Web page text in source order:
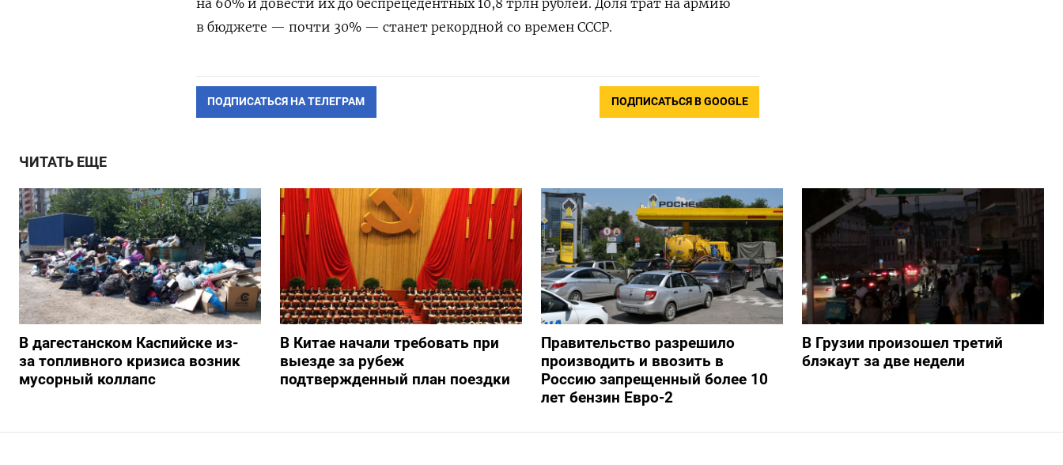
в бюджете — почти 30% — станет рекордной со времен СССР.
ПОДПИСАТЬСЯ НА ТЕЛЕГРАМ ПОДПИСАТЬСЯ В GOOGLE
ЧИТАТЬ ЕЩЕ
В дагестанском Каспийске из-
за топливного кризиса возник
мусорный коллапс
В Китае начали требовать при
выезде за рубеж
подтвержденный план поездки
Правительство разрешило
производить и ввозить в
Россию запрещенный более 10
лет бензин Евро-2
В Грузии произошел третий
блэкаут за две недели